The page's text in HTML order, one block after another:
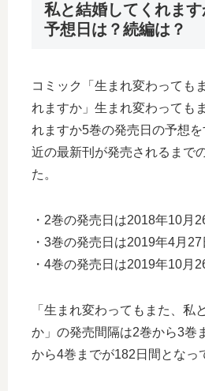
私と結婚してくれま
予想日は？続編は？
コミック「生まれ変わっても
れますか」生まれ変わっても
れますか5巻の発売日の予想
近の最新刊が発売されるまで
た。
・2巻の発売日は2018年10月
・3巻の発売日は2019年4月27
・4巻の発売日は2019年10月
「生まれ変わってもまた、私
か」の発売間隔は2巻から3巻
から4巻までが182日間となっ